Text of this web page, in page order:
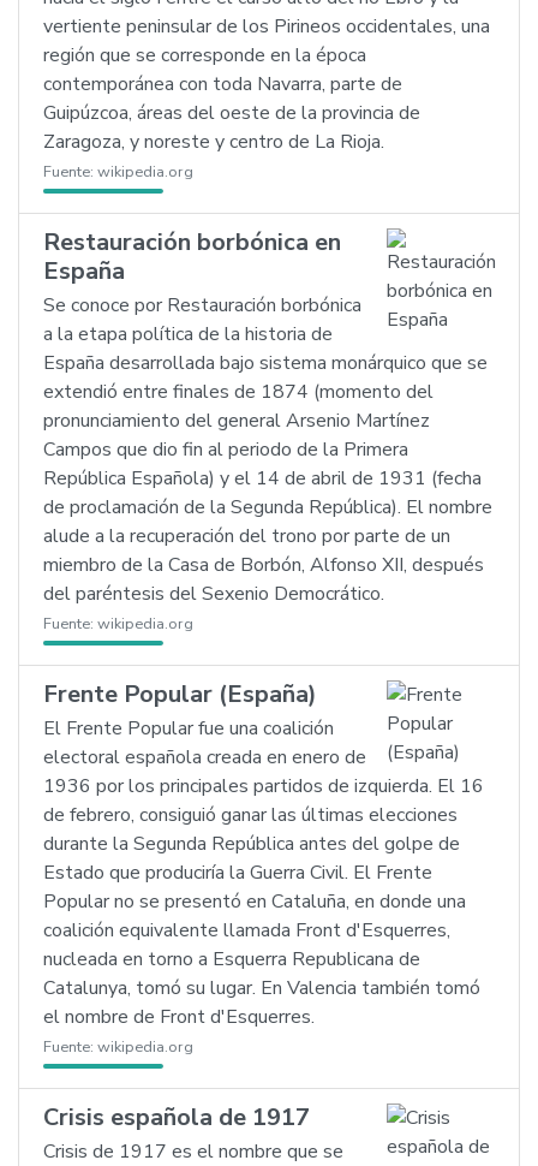
vertiente peninsular de los Pirineos occidentales, una
región que se corresponde en la época
contemporánea con toda Navarra, parte de
Guipúzcoa, áreas del oeste de la provincia de
Zaragoza, y noreste y centro de La Rioja.
Fuente: wikipedia.org
Restauración borbónica en
España
Se conoce por Restauración borbónica
a la etapa política de la historia de
España desarrollada bajo sistema monárquico que se
extendió entre finales de 1874 (momento del
pronunciamiento del general Arsenio Martínez
Campos que dio fin al periodo de la Primera
República Española) y el 14 de abril de 1931 (fecha
de proclamación de la Segunda República). El nombre
alude a la recuperación del trono por parte de un
miembro de la Casa de Borbón, Alfonso XII, después
del paréntesis del Sexenio Democrático.
Fuente: wikipedia.org
Frente Popular (España)
El Frente Popular fue una coalición
electoral española creada en enero de
1936 por los principales partidos de izquierda. El 16
de febrero, consiguió ganar las últimas elecciones
durante la Segunda República antes del golpe de
Estado que produciría la Guerra Civil. El Frente
Popular no se presentó en Cataluña, en donde una
coalición equivalente llamada Front d'Esquerres,
nucleada en torno a Esquerra Republicana de
Catalunya, tomó su lugar. En Valencia también tomó
el nombre de Front d'Esquerres.
Fuente: wikipedia.org
Crisis española de 1917
Crisis de 1917 es el nombre que se